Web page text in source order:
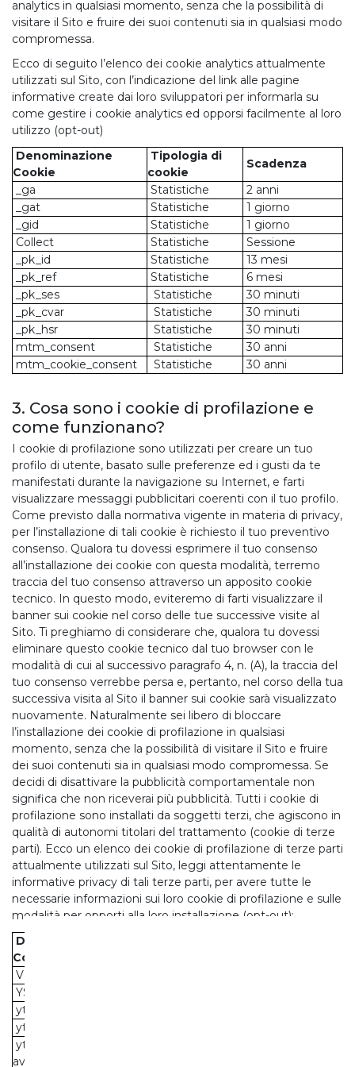
analytics in qualsiasi momento, senza che la possibilità di
visitare il Sito e fruire dei suoi contenuti sia in qualsiasi modo
compromessa.
Ecco di seguito l’elenco dei cookie analytics attualmente
utilizzati sul Sito, con l’indicazione del link alle pagine
informative create dai loro sviluppatori per informarla su
come gestire i cookie analytics ed opporsi facilmente al loro
utilizzo (opt-out)
Denominazione
Cookie
Tipologia di
cookie
Scadenza
_ga
Statistiche
2 anni
_gat
Statistiche
1 giorno
_gid
Statistiche
1 giorno
Collect
Statistiche
Sessione
_pk_id
Statistiche
13 mesi
_pk_ref
Statistiche
6 mesi
_pk_ses
Statistiche
30 minuti
_pk_cvar
Statistiche
30 minuti
_pk_hsr
Statistiche
30 minuti
mtm_consent
Statistiche
30 anni
mtm_cookie_consent
Statistiche 30 anni
3. Cosa sono i cookie di profilazione e
come funzionano?
I cookie di profilazione sono utilizzati per creare un tuo
profilo di utente, basato sulle preferenze ed i gusti da te
manifestati durante la navigazione su Internet, e farti
visualizzare messaggi pubblicitari coerenti con il tuo profilo.
Come previsto dalla normativa vigente in materia di privacy,
per l’installazione di tali cookie è richiesto il tuo preventivo
consenso. Qualora tu dovessi esprimere il tuo consenso
all’installazione dei cookie con questa modalità, terremo
traccia del tuo consenso attraverso un apposito cookie
tecnico. In questo modo, eviteremo di farti visualizzare il
banner sui cookie nel corso delle tue successive visite al
Sito. Ti preghiamo di considerare che, qualora tu dovessi
eliminare questo cookie tecnico dal tuo browser con le
modalità di cui al successivo paragrafo 4, n. (A), la traccia del
tuo consenso verrebbe persa e, pertanto, nel corso della tua
successiva visita al Sito il banner sui cookie sarà visualizzato
nuovamente. Naturalmente sei libero di bloccare
l’installazione dei cookie di profilazione in qualsiasi
momento, senza che la possibilità di visitare il Sito e fruire
dei suoi contenuti sia in qualsiasi modo compromessa. Se
decidi di disattivare la pubblicità comportamentale non
significa che non riceverai più pubblicità. Tutti i cookie di
profilazione sono installati da soggetti terzi, che agiscono in
qualità di autonomi titolari del trattamento (cookie di terze
parti). Ecco un elenco dei cookie di profilazione di terze parti
attualmente utilizzati sul Sito, leggi attentamente le
informative privacy di tali terze parti, per avere tutte le
necessarie informazioni sui loro cookie di profilazione e sulle
modalità per opporti alla loro installazione (opt-out):
Denominazione
Cookie
VISITOR_INFO1_LIVE
YSC
yt.innertube::nextId
yt.innertube::requests
yt-remote-cast-
available